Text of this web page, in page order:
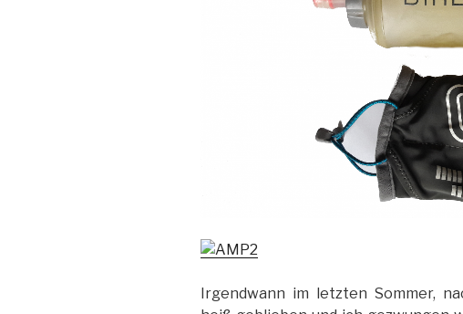
Irgendwann im letzten Sommer,